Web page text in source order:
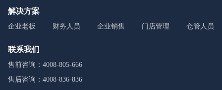
解决方案
企业老板 财务人员 企业销售 门店管理 仓管人员
联系我们
售前咨询：4008-805-666
售后咨询：4008-836-836